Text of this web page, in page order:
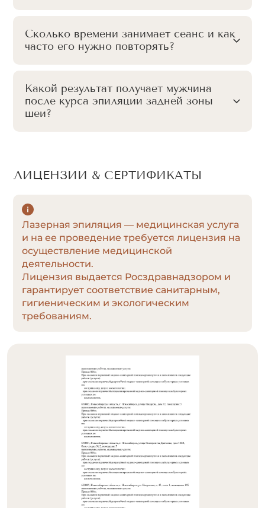
Сколько времени занимает сеанс и как
часто его нужно повторять?
Какой результат получает мужчина
после курса эпиляции задней зоны
шеи?
ЛИЦЕНЗИИ & СЕРТИФИКАТЫ
Лазерная эпиляция — медицинская услуга
и на ее проведение требуется лицензия на
осуществление медицинской
деятельности.
Лицензия выдается Росздравнадзором и
гарантирует соответствие санитарным,
гигиеническим и экологическим
требованиям.